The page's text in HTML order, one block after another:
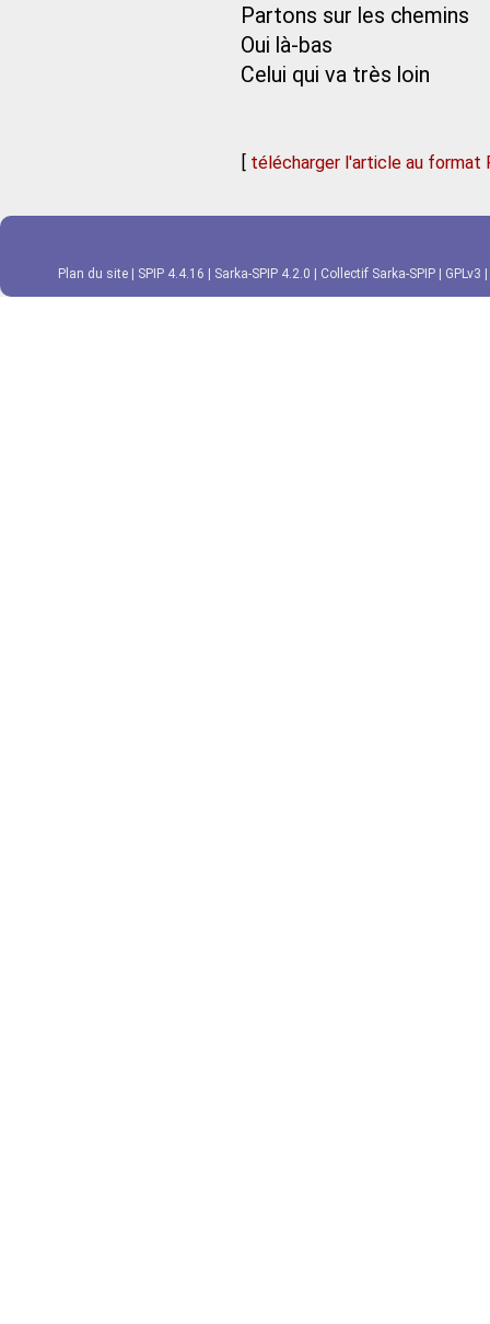
Partons sur les chemins
Oui là-bas
Celui qui va très loin
[ télécharger l'article au format
Plan du site SPIP 4.4.16 Sarka-SPIP 4.2.0 Collectif Sarka-SPIP GPLv3